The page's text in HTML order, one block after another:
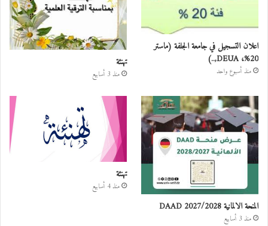
اعلان التسجيل في جامعة الجلفة (ماستر
20%، DEUA,..)
منذ أسبوع واحد
تهنئة
منذ 3 أسابيع
المنحة الالمانية DAAD 2027/2028
منذ 3 أسابيع
تهنئة
منذ 4 أسابيع